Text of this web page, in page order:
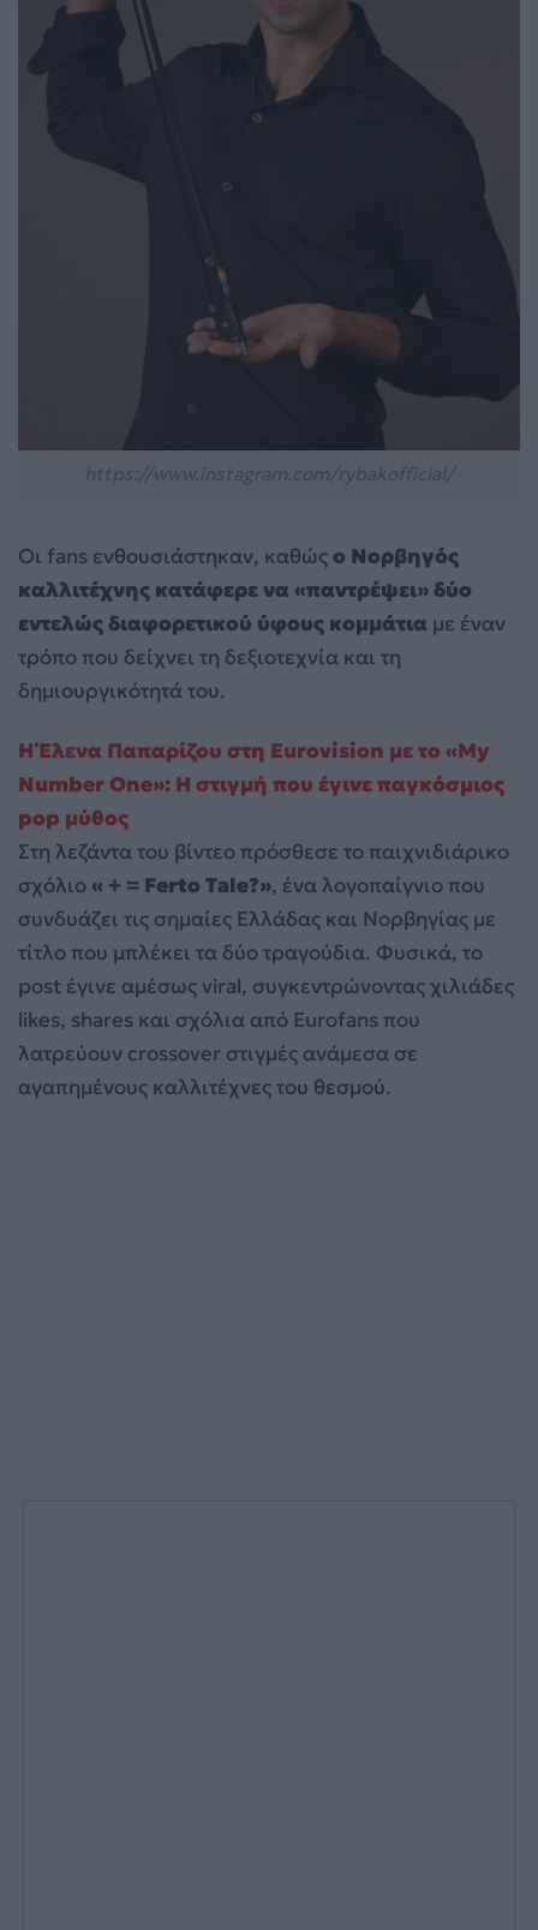
Οι fans ενθουσιάστηκαν, καθώςο Νορβηγός
καλλιτέχνης κατάφερε να «παντρέψει» δύο
εντελώς διαφορετικού ύφους κομμάτια με έναν
τρόπο που δείχνει τη δεξιοτεχνία και τη
δημιουργικότητά του.
Η Έλενα Παπαρίζου στη Eurovision με το «My
Number One»: Η στιγμή που έγινε παγκόσμιος
pop μύθος
Στη λεζάντα του βίντεο πρόσθεσε το παιχνιδιάρικο
σχόλιο« + = Ferto Tale?», ένα λογοπαίγνιο που
συνδυάζει τις σημαίες Ελλάδας και Νορβηγίας με
τίτλο που μπλέκει τα δύο τραγούδια. Φυσικά, το
post έγινε αμέσως viral, συγκεντρώνοντας χιλιάδες
likes, shares και σχόλια από Eurofans που
λατρεύουν crossover στιγμές ανάμεσα σε
αγαπημένους καλλιτέχνες του θεσμού.